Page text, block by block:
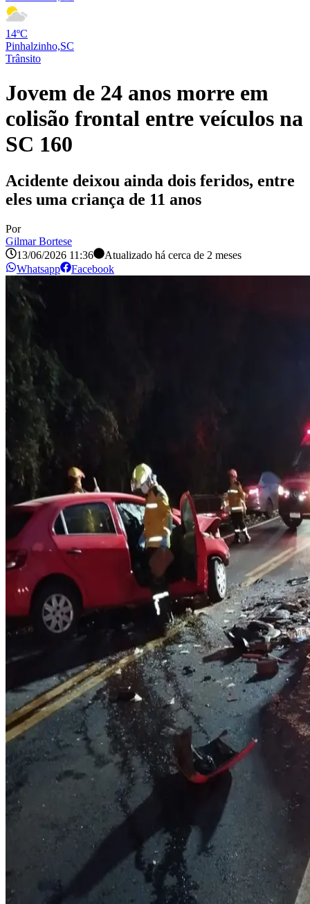
14ºC
Pinhalzinho,SC
Trânsito
Jovem de 24 anos morre em
colisão frontal entre veículos na
SC 160
Acidente deixou ainda dois feridos, entre
eles uma criança de 11 anos
Por
Gilmar Bortese
13/06/2026 11:36
Atualizado há cerca de 2 meses
Whatsapp
Facebook